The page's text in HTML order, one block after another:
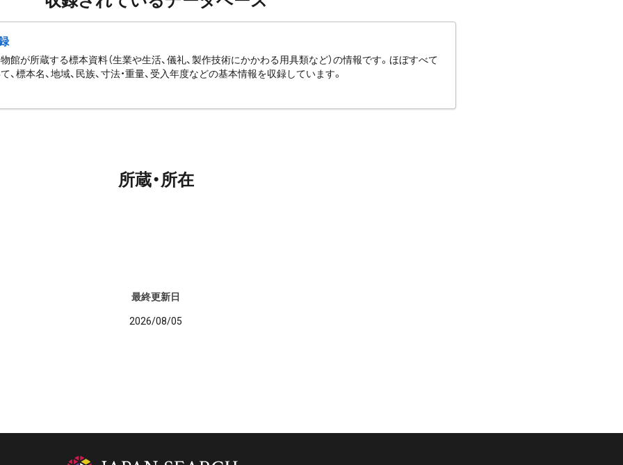
館が所蔵する標本資料（生業や生活、儀礼、製作技術にかかわる用具類など）の情報です。ほぼすべて
、標本名、地域、民族、寸法・重量、受入年度などの基本情報を収録しています。
所蔵・所在
最終更新日
2026/08/05